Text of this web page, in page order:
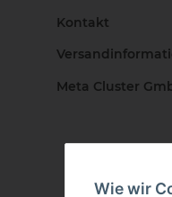
Kontakt
Meta Cluster
Wie wir